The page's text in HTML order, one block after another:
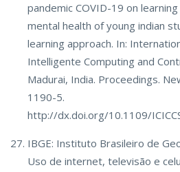
pandemic COVID-19 on
mental health of young indian
learning approach. In:
Intelligente Computing and
Madurai, India. Proceedings.
1190-5.
http://dx.doi.org/10.1109/
IBGE: Instituto Brasileiro de
Uso de internet, televisão e